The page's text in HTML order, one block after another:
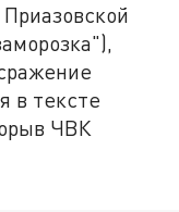
в тексте
ЧВК